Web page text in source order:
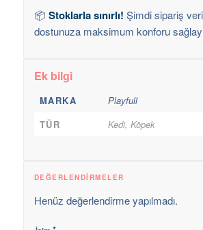
📦 Stoklarla sınırlı! Şimdi sipariş
dostunuza maksimum konforu
Ek bilgi
MARKA
Playfull
TÜR
Kedi, Köpek
DEĞERLENDIRMELER
Henüz değerlendirme yapılmadı.